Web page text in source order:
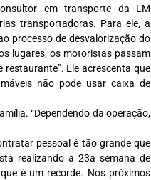
em transporte da LM
transportadoras. Para ele, a
processo de desvalorização do
lugares, os motoristas passam
Ele acrescenta que
não pode usar caixa de
“Dependendo da operação,
pessoal é tão grande que
realizando a 23a semana de
é um recorde. Nos próximos